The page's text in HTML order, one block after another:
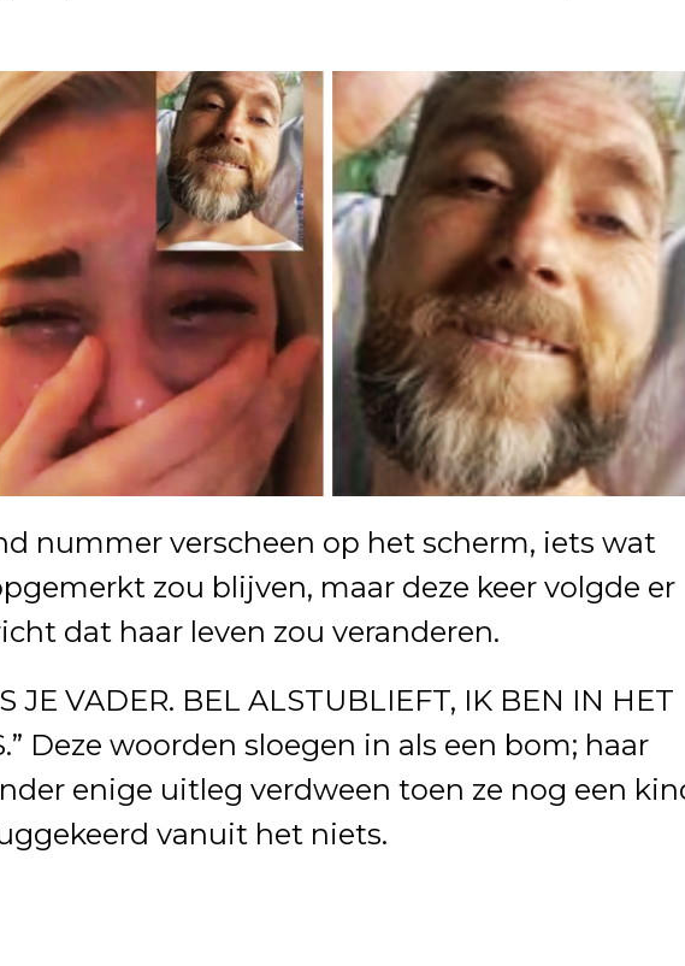
nummer verscheen op het scherm, iets wat
zou blijven, maar deze keer volgde er
dat haar leven zou veranderen.
JE VADER. BEL ALSTUBLIEFT, IK BEN IN HET
Deze woorden sloegen in als een bom; haar
enige uitleg verdween toen ze nog een
vanuit het niets.